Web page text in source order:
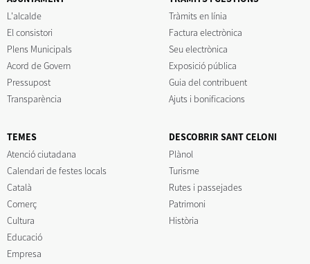
L'alcalde
El consistori
Plens Municipals
Acord de Govern
Pressupost
Transparència
Tràmits en línia
Factura electrònica
Seu electrònica
Exposició pública
Guia del contribuent
Ajuts i bonificacions
TEMES
Atenció ciutadana
Calendari de festes locals
Català
Comerç
Cultura
Educació
Empresa
DESCOBRIR SANT CELONI
Plànol
Turisme
Rutes i passejades
Patrimoni
Història